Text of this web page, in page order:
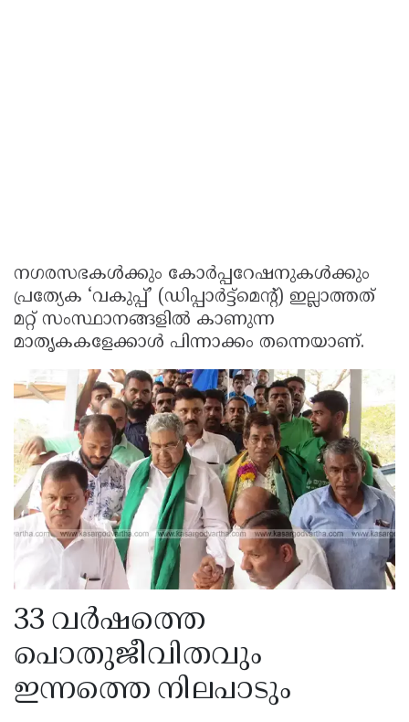
നഗരസഭകൾക്കും കോർപ്പറേഷനുകൾക്കും
പ്രത്യേക ‘വകുപ്പ്’ (ഡിപ്പാർട്ട്‌മെന്റ്) ഇല്ലാത്തത്
മറ്റ് സംസ്ഥാനങ്ങളിൽ കാണുന്ന
മാതൃകകളേക്കാൾ പിന്നാക്കം തന്നെയാണ്.
33 വർഷത്തെ
പൊതുജീവിതവും
ഇന്നത്തെ നിലപാടും